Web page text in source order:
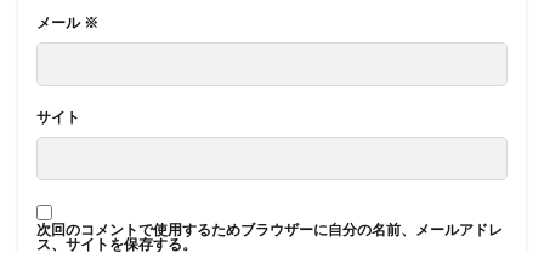
メール ※
サイト
次回のコメントで使用するためブラウザーに自分の名前、メールアドレ
ス、サイトを保存する。